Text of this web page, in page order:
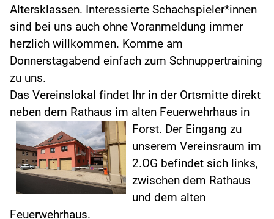
Altersklassen. Interessierte Schachspieler*innen
sind bei uns auch ohne Voranmeldung immer
herzlich willkommen. Komme am
Donnerstagabend einfach zum Schnuppertraining
zu uns.
Das Vereinslokal findet Ihr in der Ortsmitte direkt
neben dem Rathaus im alten Feuerwehrhaus in
Forst. Der Eingang zu
unserem Vereinsraum im
2.OG befindet sich links,
zwischen dem Rathaus
und dem alten
Feuerwehrhaus.